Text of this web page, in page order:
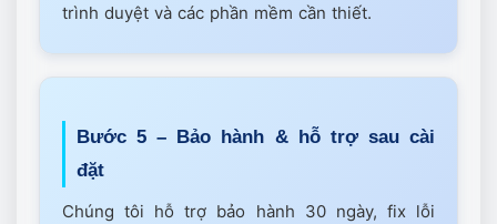
trình duyệt và các phần mềm cần thiết.
Bước 5 – Bảo hành & hỗ trợ sau cài
đặt
Chúng tôi hỗ trợ bảo hành 30 ngày, fix lỗi